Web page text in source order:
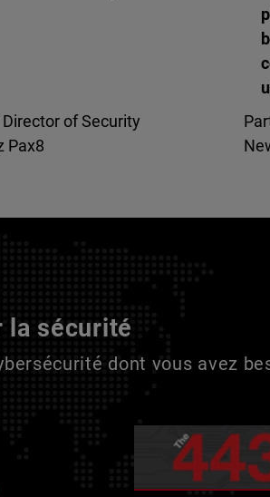
of Security
Pax8
la sécurité
dont vous avez